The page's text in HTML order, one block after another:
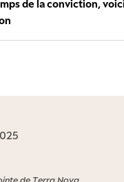
de la conviction,